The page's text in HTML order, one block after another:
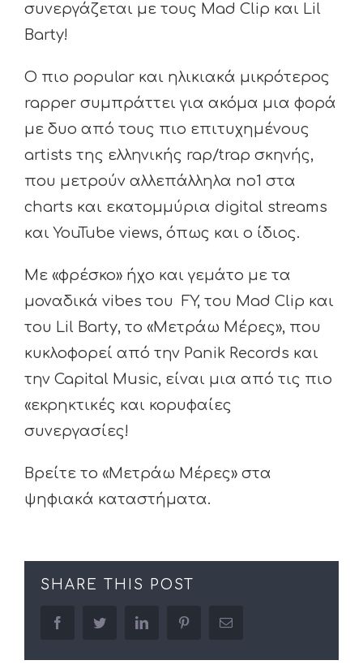
συνεργάζεται με τους Mad Clip και Lil
Barty!
Ο πιο popular και ηλικιακά μικρότερος
rapper συμπράττει για ακόμα μια φορά
με δυο από τους πιο επιτυχημένους
artists της ελληνικής rap/trap σκηνής,
που μετρούν αλλεπάλληλα no1 στα
charts και εκατομμύρια digital streams
και YouTube views, όπως και ο ίδιος.
Με «φρέσκο» ήχο και γεμάτο με τα
μοναδικά vibes του FY, του Mad Clip και
του Lil Barty, το «Μετράω Μέρες», που
κυκλοφορεί από την Panik Records και
την Capital Music, είναι μια από τις πιο
«εκρηκτικές και κορυφαίες
συνεργασίες!
Βρείτε τo «Μετράω Μέρες» στα
ψηφιακά καταστήματα.
SHARE THIS POST
facebooktwitter linkedin pinterestEmail